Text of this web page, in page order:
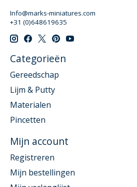
Info@marks-miniatures.com
+31 (0)648619635
Categorieën
Gereedschap
Lijm & Putty
Materialen
Pincetten
Mijn account
Registreren
Mijn bestellingen